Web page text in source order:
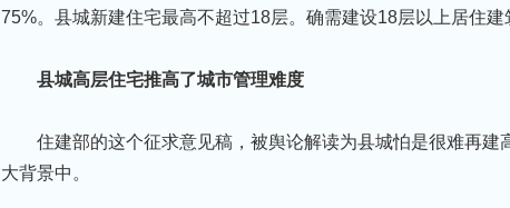
75%。县城新建住宅最高不超过18层。确需建设18层以上居住
县城高层住宅推高了城市管理难度
住建部的这个征求意见稿，被舆论解读为县城怕是很难再
大背景中。